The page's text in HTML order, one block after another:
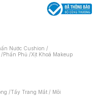
Nước Cushion /
/Phấn Phủ /Xịt Khoá Makeup
/Tẩy Trang Mắt / Môi